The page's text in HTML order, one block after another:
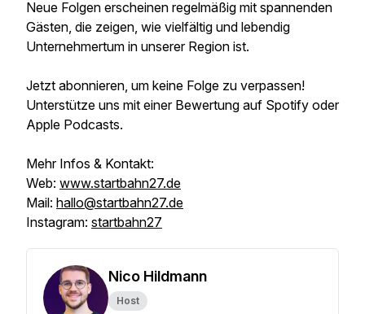
Neue Folgen erscheinen regelmäßig mit spannenden
Gästen, die zeigen, wie vielfältig und lebendig
Unternehmertum in unserer Region ist.
Jetzt abonnieren, um keine Folge zu verpassen!
Unterstütze uns mit einer Bewertung auf Spotify oder
Apple Podcasts.
Mehr Infos & Kontakt:
Web: www.startbahn27.de
Mail: hallo@startbahn27.de
Instagram: startbahn27
Nico Hildmann
Host